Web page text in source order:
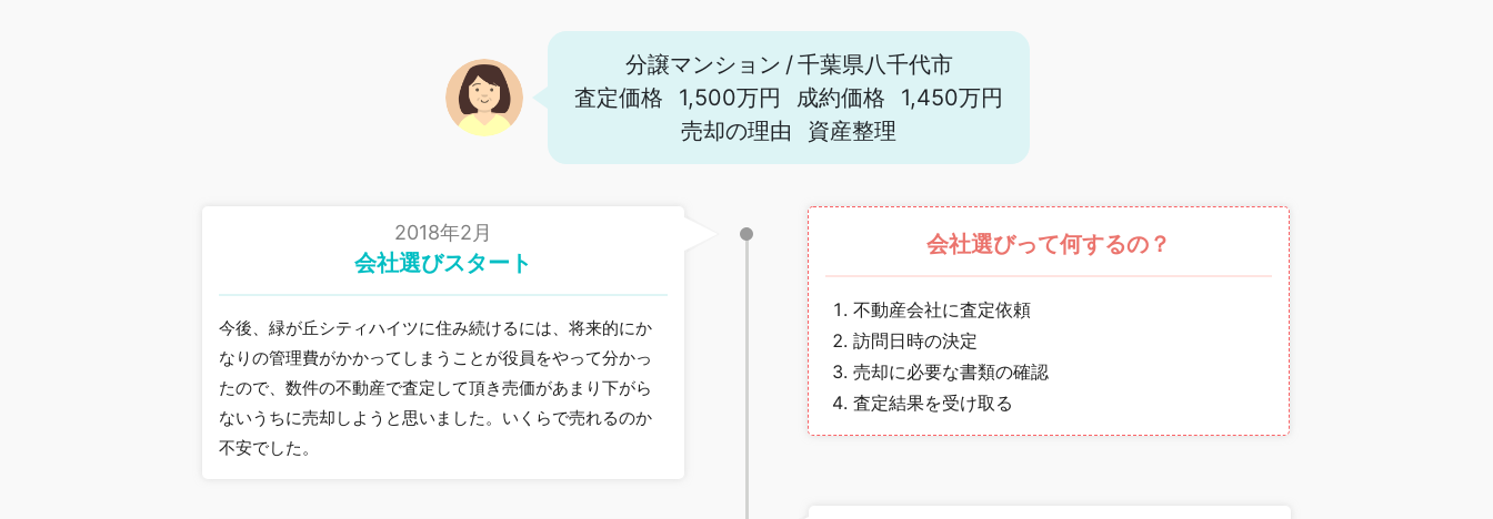
分譲マンション /千葉県八千代市
査定価格
1,500万円 成約価格
1,450万円
売却の理由
資産整理
2018年2月
会社選びスタート
今後、緑が丘シティハイツに住み続けるには、将来的にか
なりの管理費がかかってしまうことが役員をやって分かっ
たので、数件の不動産で査定して頂き売価があまり下がら
ないうちに売却しようと思いました。いくらで売れるのか
不安でした。
会社選びって何するの？
不動産会社に査定依頼
訪問日時の決定
売却に必要な書類の確認
査定結果を受け取る